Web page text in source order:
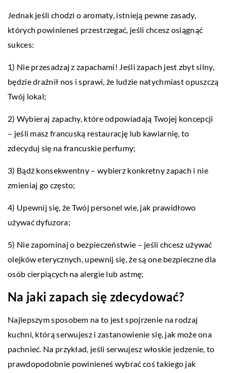
Jednak jeśli chodzi o aromaty, istnieją pewne zasady,
których powinieneś przestrzegać, jeśli chcesz osiągnąć
sukces:
1) Nie przesadzaj z zapachami! Jeśli zapach jest zbyt silny,
będzie drażnił nos i sprawi, że ludzie natychmiast opuszczą
Twój lokal;
2) Wybieraj zapachy, które odpowiadają Twojej koncepcji
– jeśli masz francuską restaurację lub kawiarnię, to
zdecyduj się na francuskie perfumy;
3) Bądź konsekwentny – wybierz konkretny zapach i nie
zmieniaj go często;
4) Upewnij się, że Twój personel wie, jak prawidłowo
używać dyfuzora;
5) Nie zapominaj o bezpieczeństwie – jeśli chcesz używać
olejków eterycznych, upewnij się, że są one bezpieczne dla
osób cierpiących na alergie lub astmę;
Na jaki zapach się zdecydować?
Najlepszym sposobem na to jest spojrzenie na rodzaj
kuchni, którą serwujesz i zastanowienie się, jak może ona
pachnieć. Na przykład, jeśli serwujesz włoskie jedzenie, to
prawdopodobnie powinieneś wybrać coś takiego jak